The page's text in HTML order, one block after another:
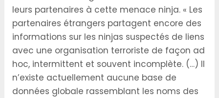
leurs partenaires à cette menace ninja. « Les
partenaires étrangers partagent encore des
informations sur les ninjas suspectés de liens
avec une organisation terroriste de façon ad
hoc, intermittent et souvent incomplète. (…) Il
n’existe actuellement aucune base de
données globale rassemblant les noms des